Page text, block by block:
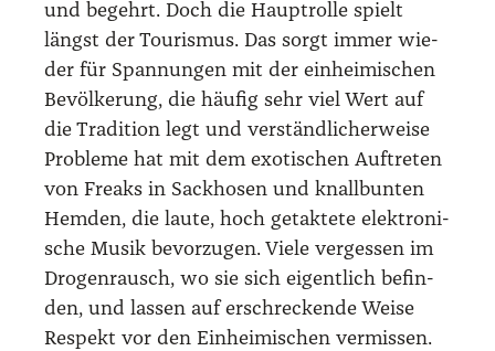
und begehrt. Doch die Haupt­rol­le spielt
längst der Tou­ris­mus. Das sorgt immer wie­
der für Span­nun­gen mit der ein­hei­mi­schen
Bevöl­ke­rung, die häu­fig sehr viel Wert auf
die Tra­di­ti­on legt und ver­ständ­li­cher­wei­se
Pro­ble­me hat mit dem exo­ti­schen Auf­tre­ten
von Freaks in Sack­ho­sen und knall­bun­ten
Hem­den, die lau­te, hoch getak­te­te elek­tro­ni­
sche Musik bevor­zu­gen. Vie­le ver­ges­sen im
Dro­gen­rausch, wo sie sich eigent­lich befin­
den, und las­sen auf erschre­cken­de Wei­se
Respekt vor den Ein­hei­mi­schen ver­mis­sen.